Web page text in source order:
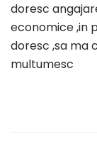
doresc
economice ,in
doresc ,sa ma
multumesc